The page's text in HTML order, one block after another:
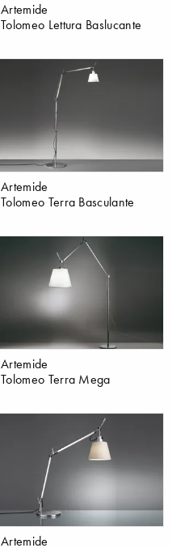
Artemide
Tolomeo Lettura Baslucante
Artemide
Tolomeo Terra Basculante
Artemide
Tolomeo Terra Mega
Artemide